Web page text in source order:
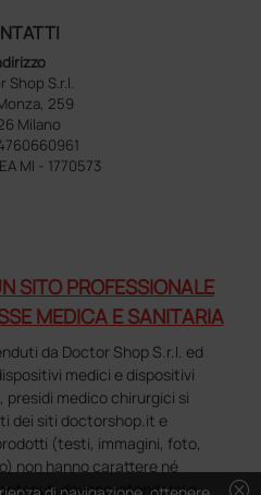
Shop S.r.l.
259
Milano
MI - 1770573
SITO PROFESSIONALE
MEDICA E SANITARIA
da Doctor Shop S.r.l. ed
medici e dispositivi
medico chirurgici si
dei siti doctorshop.it e
(testi, immagini, foto,
non hanno carattere né
devono intendersi e